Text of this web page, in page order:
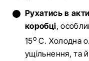
Рухатись в
коробці,
15о С. Холодна
ущільнення, та